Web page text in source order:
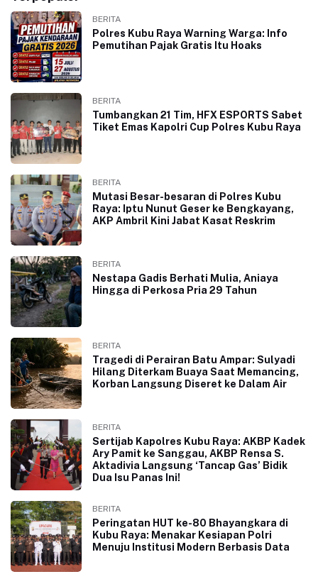
BERITA
Polres Kubu Raya Warning Warga: Info
Pemutihan Pajak Gratis Itu Hoaks
BERITA
Tumbangkan 21 Tim, HFX ESPORTS Sabet
Tiket Emas Kapolri Cup Polres Kubu Raya
BERITA
Mutasi Besar-besaran di Polres Kubu
Raya: Iptu Nunut Geser ke Bengkayang,
AKP Ambril Kini Jabat Kasat Reskrim
BERITA
Nestapa Gadis Berhati Mulia, Aniaya
Hingga di Perkosa Pria 29 Tahun
BERITA
Tragedi di Perairan Batu Ampar: Sulyadi
Hilang Diterkam Buaya Saat Memancing,
Korban Langsung Diseret ke Dalam Air
BERITA
Sertijab Kapolres Kubu Raya: AKBP Kadek
Ary Pamit ke Sanggau, AKBP Rensa S.
Aktadivia Langsung ‘Tancap Gas’ Bidik
Dua Isu Panas Ini!
BERITA
Peringatan HUT ke-80 Bhayangkara di
Kubu Raya: Menakar Kesiapan Polri
Menuju Institusi Modern Berbasis Data